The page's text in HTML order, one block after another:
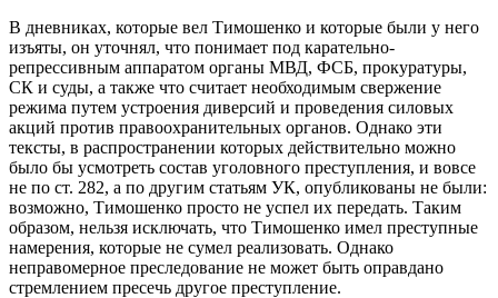
В дневниках, которые вел Тимошенко и которые были у него
изъяты, он уточнял, что понимает под карательно-
репрессивным аппаратом органы МВД, ФСБ, прокуратуры,
СК и суды, а также что считает необходимым свержение
режима путем устроения диверсий и проведения силовых
акций против правоохранительных органов. Однако эти
тексты, в распространении которых действительно можно
было бы усмотреть состав уголовного преступления, и вовсе
не по ст. 282, а по другим статьям УК, опубликованы не были:
возможно, Тимошенко просто не успел их передать. Таким
образом, нельзя исключать, что Тимошенко имел преступные
намерения, которые не сумел реализовать. Однако
неправомерное преследование не может быть оправдано
стремлением пресечь другое преступление.